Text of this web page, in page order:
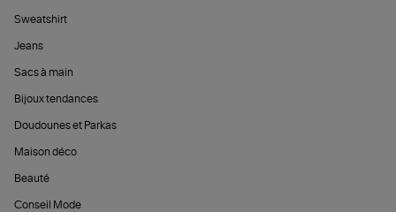
Sweatshirt
Jeans
Sacs à main
Bijoux tendances
Doudounes et Parkas
Maison déco
Beauté
Conseil Mode